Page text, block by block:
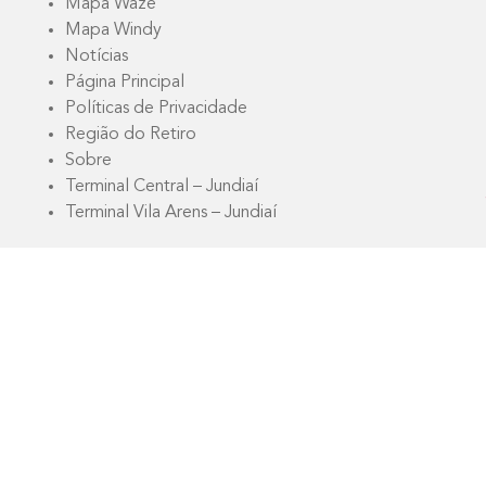
Mapa Waze
Mapa Windy
Notícias
Página Principal
Políticas de Privacidade
Região do Retiro
Sobre
Terminal Central – Jundiaí
Terminal Vila Arens – Jundiaí